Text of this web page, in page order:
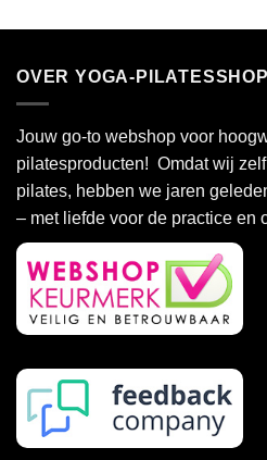
OVER YOGA-PILATESSHOP
Jouw go-to webshop voor
pilatesproducten! Omdat wij
pilates, hebben we jaren
– met liefde voor de practice en